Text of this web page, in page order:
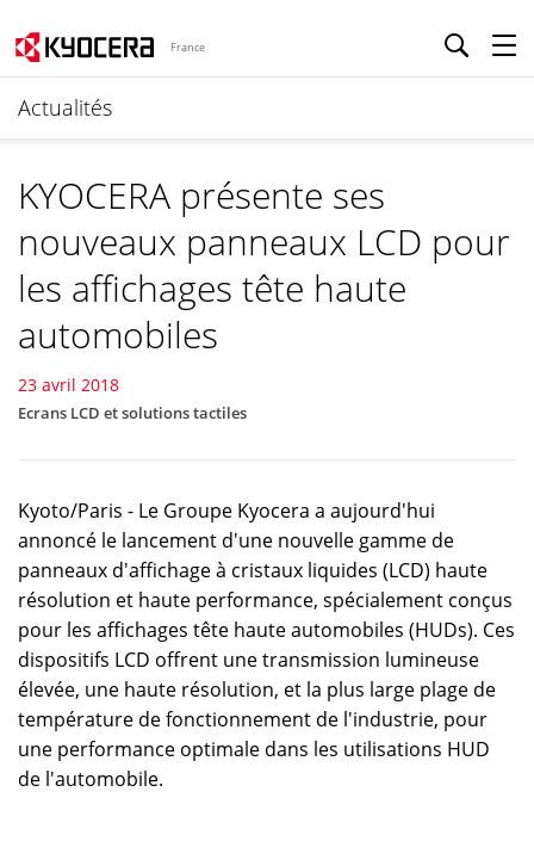
France
Actualités
KYOCERA présente ses
nouveaux panneaux LCD pour
les affichages tête haute
automobiles
23 avril 2018
Ecrans LCD et solutions tactiles
Kyoto/Paris - Le Groupe Kyocera a aujourd'hui
annoncé le lancement d'une nouvelle gamme de
panneaux d'affichage à cristaux liquides (LCD) haute
résolution et haute performance, spécialement conçus
pour les affichages tête haute automobiles (HUDs). Ces
dispositifs LCD offrent une transmission lumineuse
élevée, une haute résolution, et la plus large plage de
température de fonctionnement de l'industrie, pour
une performance optimale dans les utilisations HUD
de l'automobile.